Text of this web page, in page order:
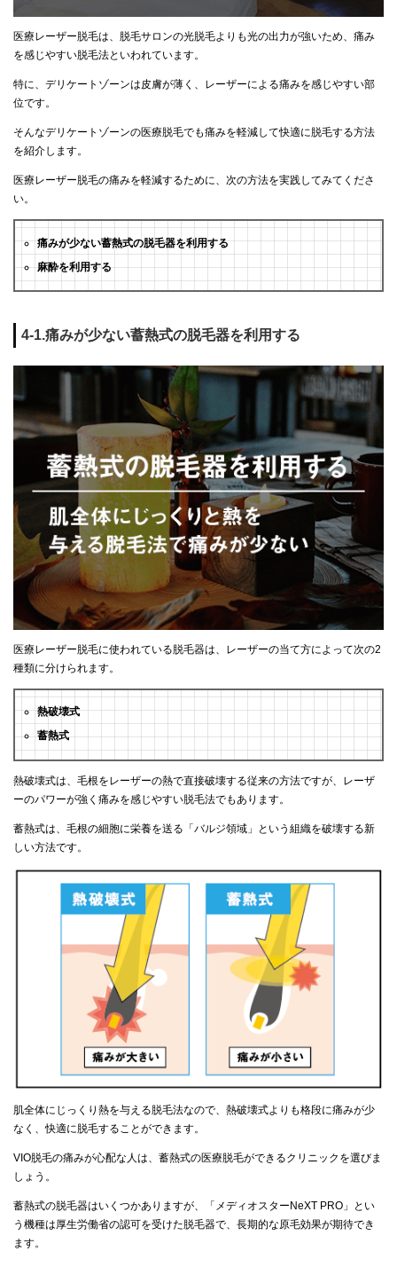
医療レーザー脱毛は、脱毛サロンの光脱毛よりも光の出力が強いため、痛み
を感じやすい脱毛法といわれています。
特に、デリケートゾーンは皮膚が薄く、レーザーによる痛みを感じやすい部
位です。
そんなデリケートゾーンの医療脱毛でも痛みを軽減して快適に脱毛する方法
を紹介します。
医療レーザー脱毛の痛みを軽減するために、次の方法を実践してみてくださ
い。
痛みが少ない蓄熱式の脱毛器を利用する
麻酔を利用する
4-1.痛みが少ない蓄熱式の脱毛器を利用する
医療レーザー脱毛に使われている脱毛器は、レーザーの当て方によって次の2
種類に分けられます。
熱破壊式
蓄熱式
熱破壊式は、毛根をレーザーの熱で直接破壊する従来の方法ですが、レーザ
ーのパワーが強く痛みを感じやすい脱毛法でもあります。
蓄熱式は、毛根の細胞に栄養を送る「バルジ領域」という組織を破壊する新
しい方法です。
肌全体にじっくり熱を与える脱毛法なので、熱破壊式よりも格段に痛みが少
なく、快適に脱毛することができます。
VIO脱毛の痛みが心配な人は、蓄熱式の医療脱毛ができるクリニックを選びま
しょう。
蓄熱式の脱毛器はいくつかありますが、「メディオスターNeXT PRO」とい
う機種は厚生労働省の認可を受けた脱毛器で、長期的な原毛効果が期待でき
ます。